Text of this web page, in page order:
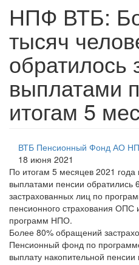
НПФ ВТБ:
тысяч
обратилось
выплатами
итогам 5
ВТБ Пенсионный Фонд АО
18 июня 2021
По итогам 5 месяцев 2021
выплатами пенсии обратились
застрахованных лиц по
пенсионного страхования ОПС
программ НПО.
Более 80% обращений
Пенсионный фонд по
выплату накопительной